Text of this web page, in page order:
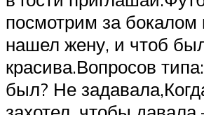
посмотрим за
нашел жену, и чтоб
красива.Вопросов
был? Не